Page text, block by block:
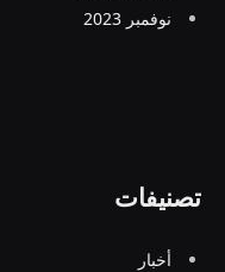
نوفمبر 2023
تصنيفات
أخبار